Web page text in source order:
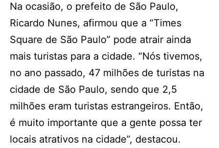
Na ocasião, o prefeito de São Paulo,
Ricardo Nunes, afirmou que a “Times
Square de São Paulo” pode atrair ainda
mais turistas para a cidade. “Nós tivemos,
no ano passado, 47 milhões de turistas na
cidade de São Paulo, sendo que 2,5
milhões eram turistas estrangeiros. Então,
é muito importante que a gente possa ter
locais atrativos na cidade”, destacou.